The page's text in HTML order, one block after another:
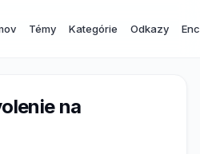
Témy Kategórie Odkazy
na